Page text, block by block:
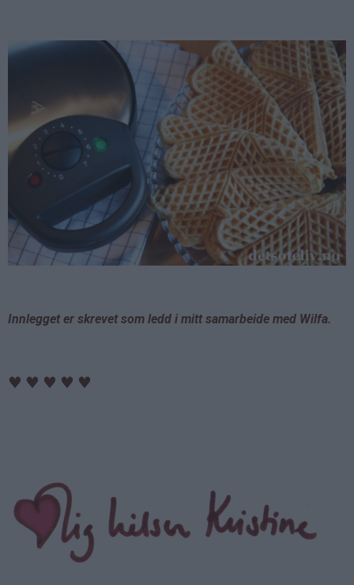
Innlegget er skrevet som ledd i mitt samarbeide med Wilfa.
♥ ♥ ♥ ♥ ♥